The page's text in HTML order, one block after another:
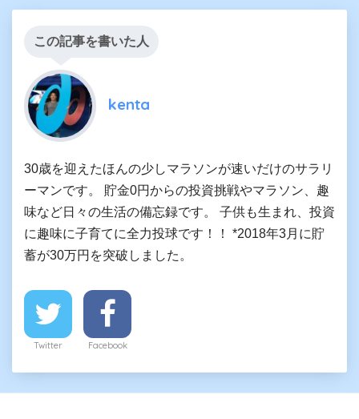
この記事を書いた人
kenta
30歳を迎えたほんの少しマラソンが速いだけのサラリ
ーマンです。 貯金0円からの投資挑戦やマラソン、趣
味など日々の生活の備忘録です。 子供も生まれ、投資
に趣味に子育てに全力投球です！！ *2018年3月に貯
蓄が30万円を突破しました。
Twitter Facebook